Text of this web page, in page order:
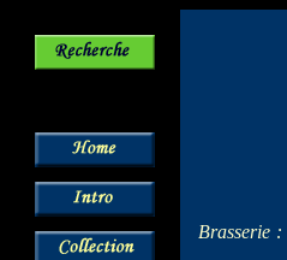
Brasserie :